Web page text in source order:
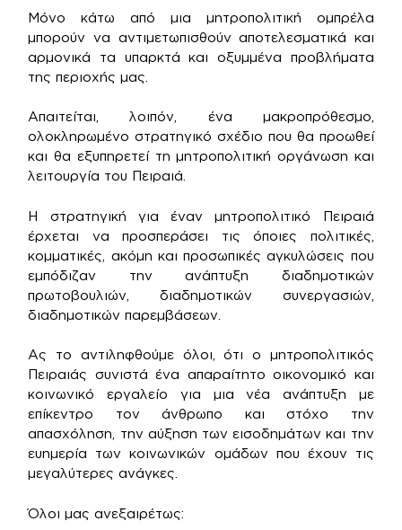
Μόνο κάτω από μια μητροπολιτική ομπρέλα
μπορούν να αντιμετωπισθούν αποτελεσματικά και
αρμονικά τα υπαρκτά και οξυμμένα προβλήματα
της περιοχής μας.
Απαιτείται, λοιπόν, ένα μακροπρόθεσμο,
ολοκληρωμένο στρατηγικό σχέδιο που θα προωθεί
και θα εξυπηρετεί τη μητροπολιτική οργάνωση και
λειτουργία του Πειραιά.
Η στρατηγική για έναν μητροπολιτικό Πειραιά
έρχεται να προσπεράσει τις όποιες πολιτικές,
κομματικές, ακόμη και προσωπικές αγκυλώσεις που
εμπόδιζαν την ανάπτυξη διαδημοτικών
πρωτοβουλιών, διαδημοτικών συνεργασιών,
διαδημοτικών παρεμβάσεων.
Ας το αντιληφθούμε όλοι, ότι ο μητροπολιτικός
Πειραιάς συνιστά ένα απαραίτητο οικονομικό και
κοινωνικό εργαλείο για μια νέα ανάπτυξη με
επίκεντρο τον άνθρωπο και στόχο την
απασχόληση, την αύξηση των εισοδημάτων και την
ευημερία των κοινωνικών ομάδων που έχουν τις
μεγαλύτερες ανάγκες.
Όλοι μας ανεξαιρέτως: